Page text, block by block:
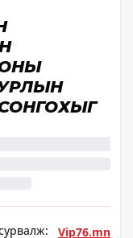
СОНГОХЫГ
Vip76.mn